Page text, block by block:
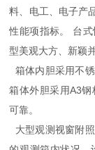
料、电工、电子产
性能项指标。 台
型美观大方、新颖
箱体内胆采用不
箱体外胆采用A3
可靠。
大型观测视窗附